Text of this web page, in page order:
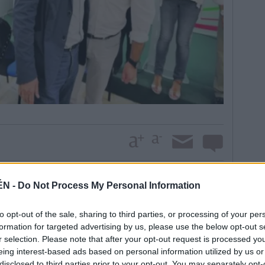
- Do Not Process My Personal Information
opt-out of the sale, sharing to third parties, or processing of your
for targeted advertising by us, please use the below opt-out
selection. Please note that after your opt-out request is processed
interest-based ads based on personal information utilized by us
en la calle Hurtado, Fernández Palomino
que, minutos después, ya durante su
otros 2 hasta alcanzar 361 que representan el
de la capital en estos momentos: 630. Sin ocultar la
“[Esta participación] demuestra que estamos
necesaria”, que es —precisó— la “victoria